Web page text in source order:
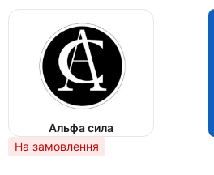
Альфа сила
На замовлення